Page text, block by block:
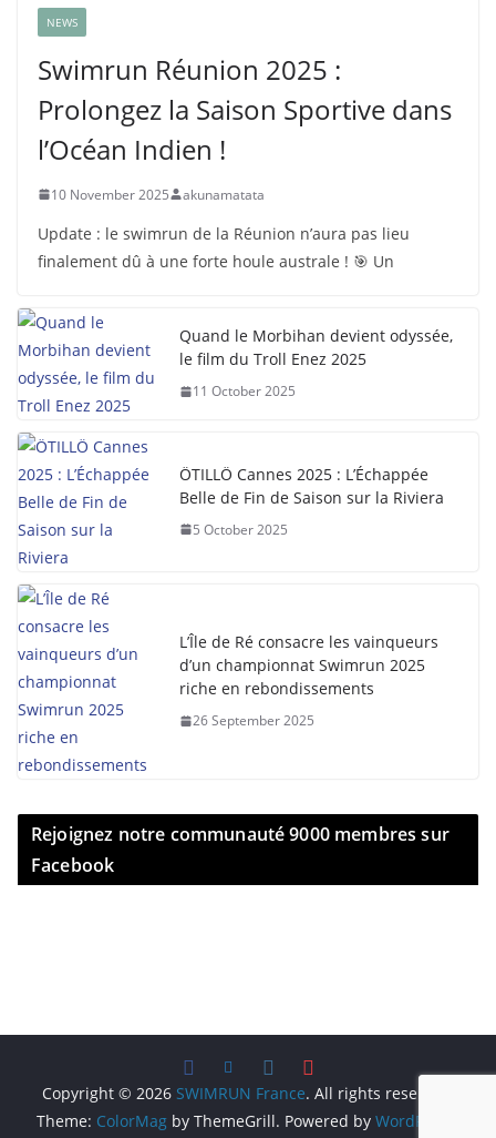
NEWS
Swimrun Réunion 2025 :
Prolongez la Saison Sportive dans
l’Océan Indien !
10 November 2025 akunamatata
Update : le swimrun de la Réunion n’aura pas lieu
finalement dû à une forte houle australe ! 🎯 Un
Quand le Morbihan devient odyssée,
le film du Troll Enez 2025
11 October 2025
ÖTILLÖ Cannes 2025 : L’Échappée
Belle de Fin de Saison sur la Riviera
5 October 2025
L’Île de Ré consacre les vainqueurs
d’un championnat Swimrun 2025
riche en rebondissements
26 September 2025
Rejoignez notre communauté 9000 membres sur
Facebook
Copyright © 2026 SWIMRUN France. All rights reserved.
Theme: ColorMag by ThemeGrill. Powered by WordPress